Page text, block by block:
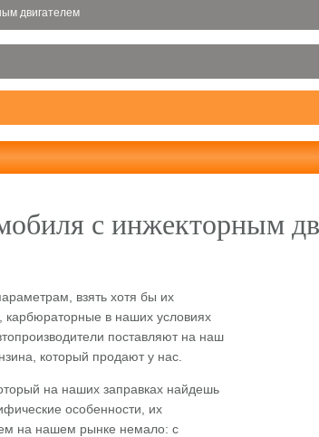
двигателем
с инжекторным
взять хотя бы их
карбюраторные в наших условиях
поставляют на наш
который продают у нас.
на наших заправках найдешь
особенности, их
на нашем рынке немало: с